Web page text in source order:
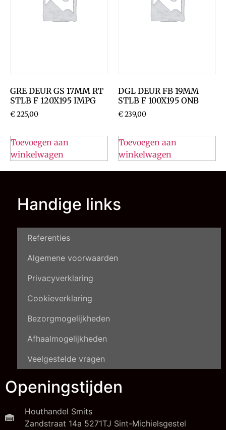
GRE DEUR GS 17MM RT
STLB F 120X195 IMPG
€225,00
Toevoegen aan
winkelwagen
DGL DEUR FB 19MM
STLB F 100X195 ONB
€239,00
Toevoegen aan
winkelwagen
Handige links
Referenties
Algemene voorwaarden
Privacyverklaring
Cookieverklaring
Bezorgmogelijkheden
Afhaalmogelijkheden
Veelgestelde vragen
Openingstijden
Houthandel Smits
Zandstraat 14a 5271TJ Sint-Michielsgestel